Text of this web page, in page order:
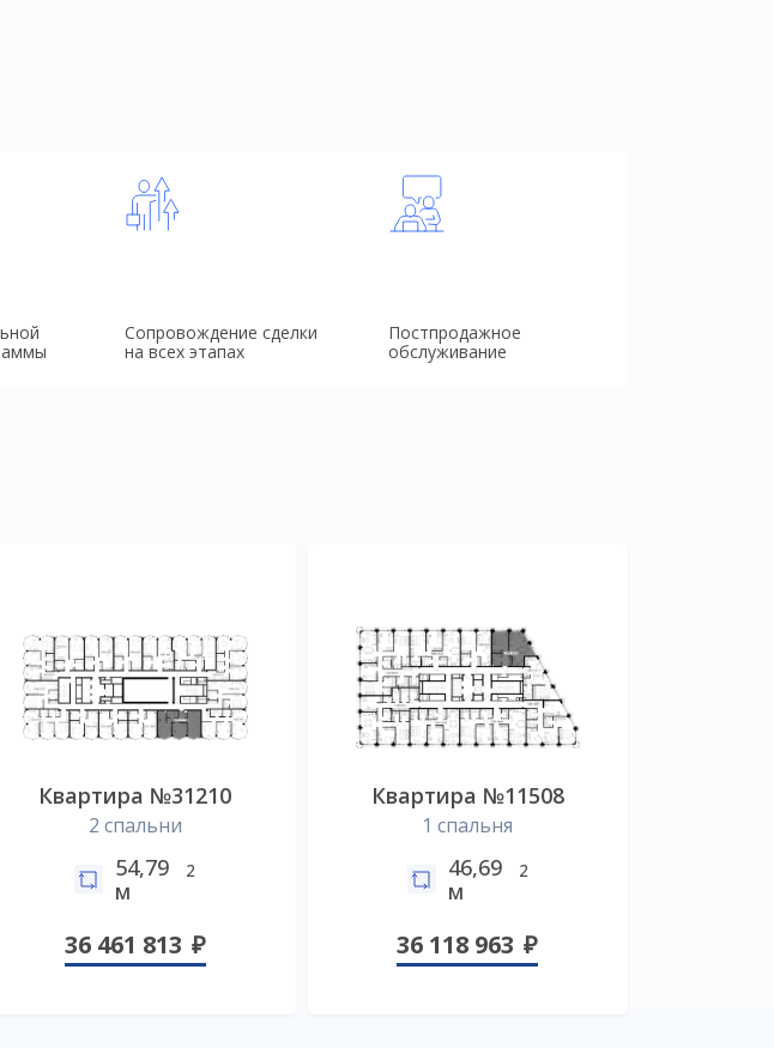
Сопровождение сделки
на всех этапах
Постпродажное
обслуживание
Квартира №31210
2 спальни
54,79
м
2
36 461 813
Квартира №11508
1 спальня
46,69
м
2
36 118 963